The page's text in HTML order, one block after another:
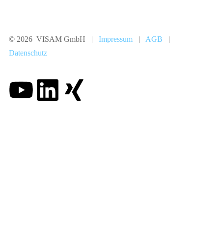
© 2026 VISAM GmbH | Impressum | AGB |
Datenschutz